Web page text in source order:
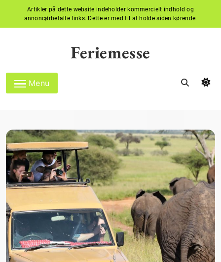
Artikler på dette website indeholder kommercielt indhold og
annoncørbetalte links. Dette er med til at holde siden kørende.
Feriemesse
Menu